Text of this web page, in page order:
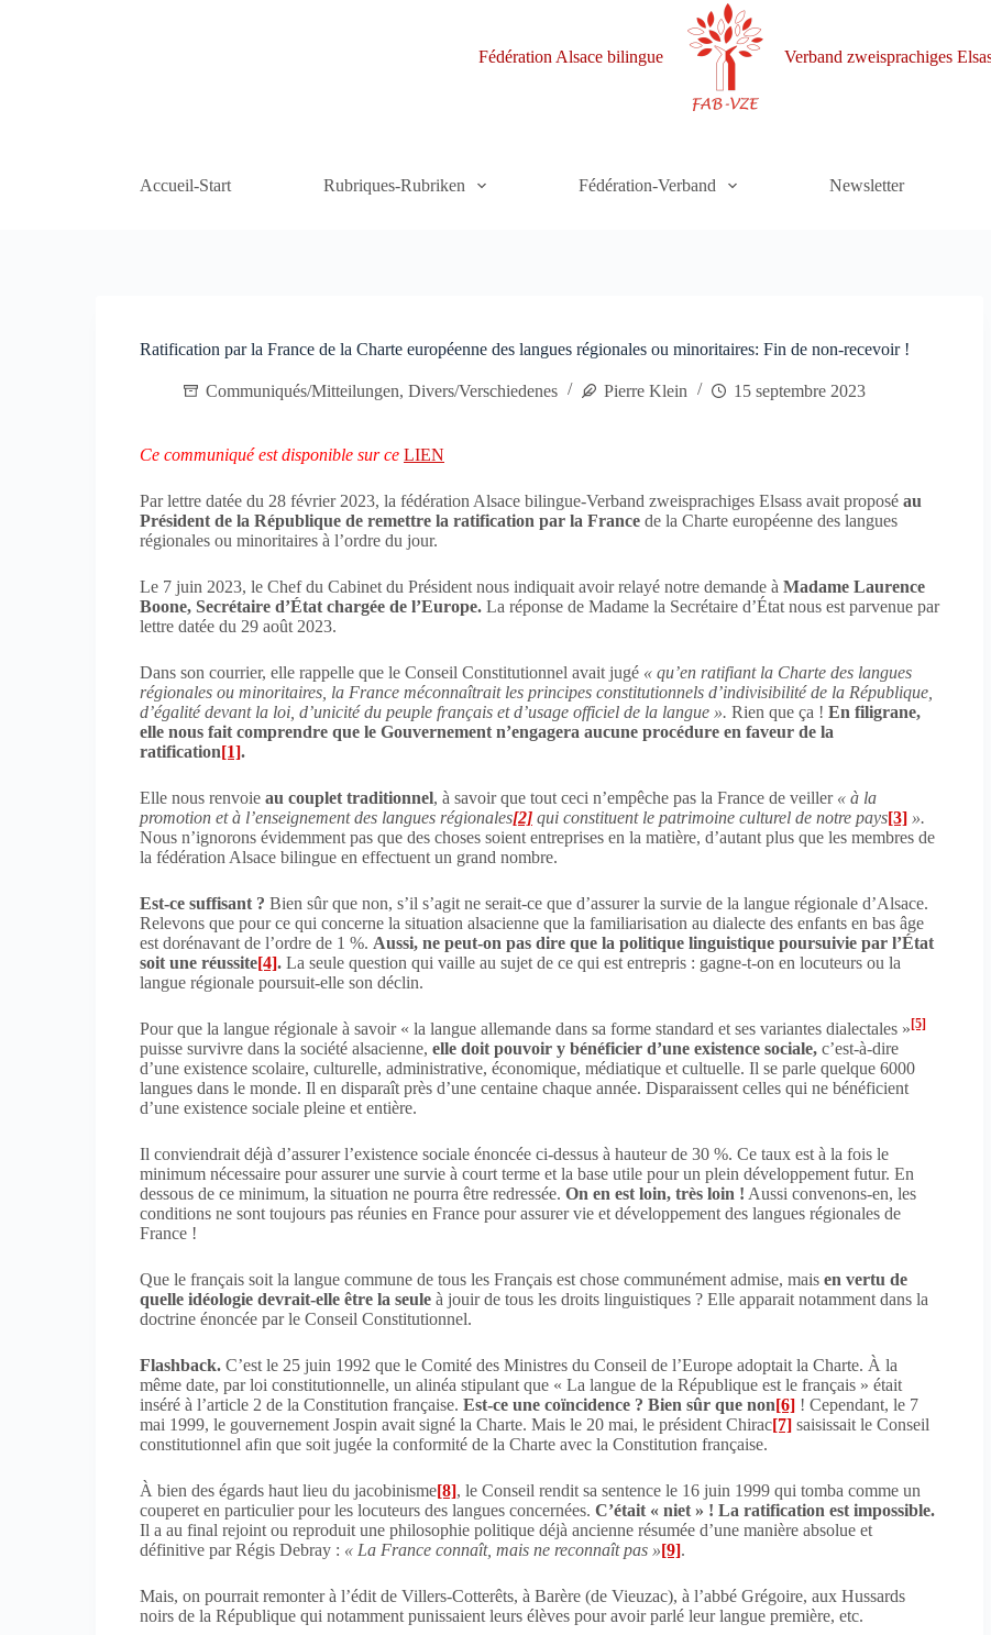
Fédération Alsace bilingue Verband zweisprachiges
Accueil-Start Rubriques-Rubriken Fédération-Verband Newsletter
Ratification par la France de la Charte européenne des langues régionales ou minoritaires: Fin de non-recevoir !
Communiqués/Mitteilungen, Divers/Verschiedenes Pierre Klein 15 septembre 2023
Ce communiqué est disponible sur ce LIEN
Par lettre datée du 28 février 2023, la fédération Alsace bilingue-Verband zweisprachiges Elsass avait proposé au
Président de la République de remettre la ratification par la France de la Charte européenne des langues
régionales ou minoritaires à l’ordre du jour.
Le 7 juin 2023, le Chef du Cabinet du Président nous indiquait avoir relayé notre demande à Madame Laurence
Boone, Secrétaire d’État chargée de l’Europe. La réponse de Madame la Secrétaire d’État nous est parvenue par
lettre datée du 29 août 2023.
Dans son courrier, elle rappelle que le Conseil Constitutionnel avait jugé « qu’en ratifiant la Charte des langues
régionales ou minoritaires, la France méconnaîtrait les principes constitutionnels d’indivisibilité de la République,
d’égalité devant la loi, d’unicité du peuple français et d’usage officiel de la langue ». Rien que ça ! En filigrane,
elle nous fait comprendre que le Gouvernement n’engagera aucune procédure en faveur de la
ratification[1].
Elle nous renvoie au couplet traditionnel, à savoir que tout ceci n’empêche pas la France de veiller « à la
promotion et à l’enseignement des langues régionales[2] qui constituent le patrimoine culturel de notre pays[3] ».
Nous n’ignorons évidemment pas que des choses soient entreprises en la matière, d’autant plus que les membres de
la fédération Alsace bilingue en effectuent un grand nombre.
Est-ce suffisant ? Bien sûr que non, s’il s’agit ne serait-ce que d’assurer la survie de la langue régionale d’Alsace.
Relevons que pour ce qui concerne la situation alsacienne que la familiarisation au dialecte des enfants en bas âge
est dorénavant de l’ordre de 1 %. Aussi, ne peut-on pas dire que la politique linguistique poursuivie par l’État
soit une réussite[4]. La seule question qui vaille au sujet de ce qui est entrepris : gagne-t-on en locuteurs ou la
langue régionale poursuit-elle son déclin.
Pour que la langue régionale à savoir « la langue allemande dans sa forme standard et ses variantes dialectales » [5]
puisse survivre dans la société alsacienne, elle doit pouvoir y bénéficier d’une existence sociale, c’est-à-dire
d’une existence scolaire, culturelle, administrative, économique, médiatique et cultuelle. Il se parle quelque 6000
langues dans le monde. Il en disparaît près d’une centaine chaque année. Disparaissent celles qui ne bénéficient
d’une existence sociale pleine et entière.
Il conviendrait déjà d’assurer l’existence sociale énoncée ci-dessus à hauteur de 30 %. Ce taux est à la fois le
minimum nécessaire pour assurer une survie à court terme et la base utile pour un plein développement futur. En
dessous de ce minimum, la situation ne pourra être redressée. On en est loin, très loin ! Aussi convenons-en, les
conditions ne sont toujours pas réunies en France pour assurer vie et développement des langues régionales de
France !
Que le français soit la langue commune de tous les Français est chose communément admise, mais en vertu de
quelle idéologie devrait-elle être la seule à jouir de tous les droits linguistiques ? Elle apparait notamment dans la
doctrine énoncée par le Conseil Constitutionnel.
Flashback. C’est le 25 juin 1992 que le Comité des Ministres du Conseil de l’Europe adoptait la Charte. À la
même date, par loi constitutionnelle, un alinéa stipulant que « La langue de la République est le français » était
inséré à l’article 2 de la Constitution française. Est-ce une coïncidence ? Bien sûr que non[6] ! Cependant, le 7
mai 1999, le gouvernement Jospin avait signé la Charte. Mais le 20 mai, le président Chirac[7] saisissait le Conseil
constitutionnel afin que soit jugée la conformité de la Charte avec la Constitution française.
À bien des égards haut lieu du jacobinisme[8], le Conseil rendit sa sentence le 16 juin 1999 qui tomba comme un
couperet en particulier pour les locuteurs des langues concernées. C’était « niet » ! La ratification est impossible.
Il a au final rejoint ou reproduit une philosophie politique déjà ancienne résumée d’une manière absolue et
définitive par Régis Debray : « La France connaît, mais ne reconnaît pas »[9].
Mais, on pourrait remonter à l’édit de Villers-Cotterêts, à Barère (de Vieuzac), à l’abbé Grégoire, aux Hussards
noirs de la République qui notamment punissaient leurs élèves pour avoir parlé leur langue première, etc.